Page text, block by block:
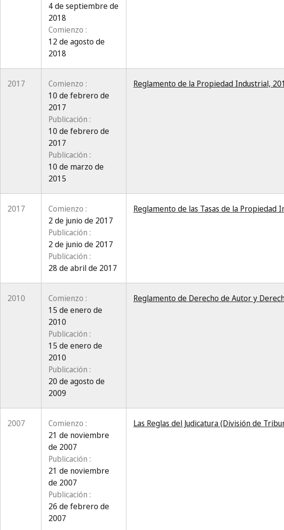
4 de septiembre de
2018
Comienzo :
12 de agosto de
2018
2017
Comienzo :
10 de febrero de
2017
Publicación :
10 de febrero de
2017
Publicación :
10 de marzo de
2015
Reglamento de la Propiedad Industrial,
2017
Comienzo :
2 de junio de 2017
Publicación :
2 de junio de 2017
Publicación :
28 de abril de 2017
Reglamento de las Tasas de la Propiedad
2010
Comienzo :
15 de enero de
2010
Publicación :
15 de enero de
2010
Publicación :
20 de agosto de
2009
Reglamento de Derecho de Autor y
2007
Comienzo :
21 de noviembre
de 2007
Publicación :
21 de noviembre
de 2007
Publicación :
26 de febrero de
2007
Las Reglas del Judicatura (División de